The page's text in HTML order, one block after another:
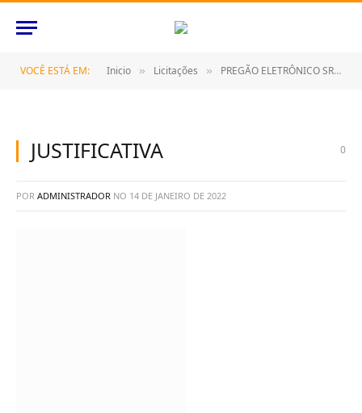
VOCÊ ESTÁ EM: Inicio » Licitações » PREGÃO ELETRÔNICO SRP Nº 103/2021 (CONTRATAÇÃO DE EMPRESAESPECIALIZADA NA PRESTAÇÃO DE SERVIÇOS DE REFORMA DE MOBILIÁRIO ESCOLAR, DESTINADO AO ATENDIMENTO DA SECRETARIA MUNICIPAL DE EDUCAÇÃO, POR UM PERÍODO DE 12 (DOZE) MESES)
JUSTIFICATIVA 0
POR ADMINISTRADOR NO 14 DE JANEIRO DE 2022